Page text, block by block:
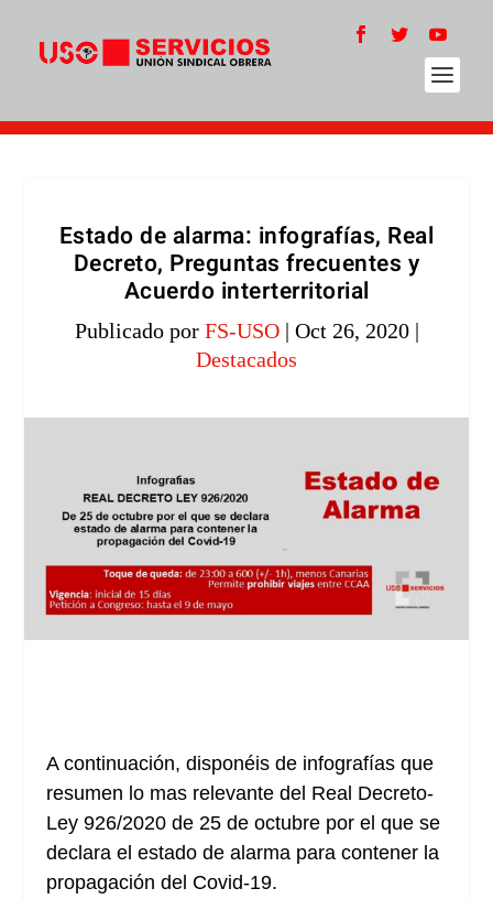
Estado de alarma: infografías, Real
Decreto, Preguntas frecuentes y
Acuerdo interterritorial
Publicado por FS-USO| Oct 26, 2020|
Destacados
A continuación, disponéis de infografías que
resumen lo mas relevante del Real Decreto-
Ley 926/2020 de 25 de octubre por el que se
declara el estado de alarma para contener la
propagación del Covid-19.